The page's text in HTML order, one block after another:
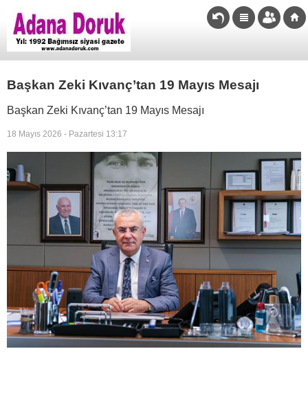
Başkan Zeki Kıvanç’tan 19 Mayıs Mesajı
Başkan Zeki Kıvanç’tan 19 Mayıs Mesajı
18 Mayıs 2026 - Pazartesi 13:17